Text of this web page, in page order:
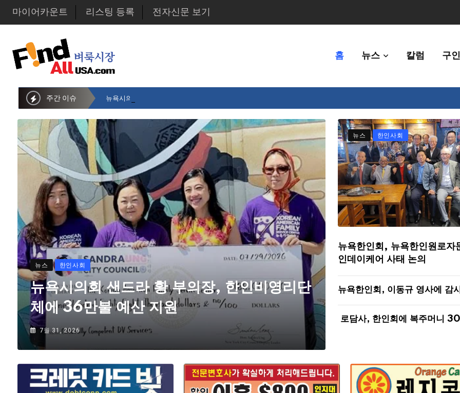
마이어카운트 리스팅 등록 전자신문 보기
홈 뉴스 칼럼 구
주간 이슈 뉴욕시의회 샌드라 황 부의장, 한인비영리단체에 36만불 예산 지원
뉴스 한인사회
뉴욕시의회 샌드라 황 부의장, 한인비영리단
체에 36만불 예산 지원
7월 31, 2026
뉴스 한인사회
뉴욕한인회, 뉴욕한인원로자
인데이케어 사태 논의
뉴욕한인회, 이동규 영사에 감
로담사, 한인회에 복주머니